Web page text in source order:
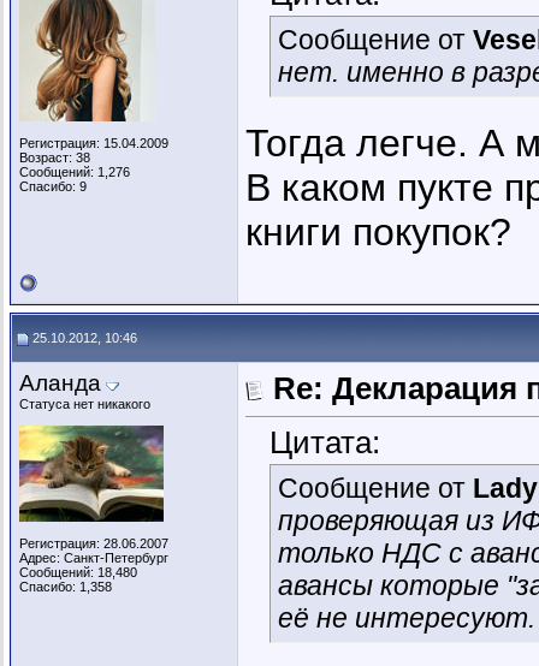
Регистрация: 15.04.2009
Возраст: 38
Сообщений: 1,276
Спасибо: 9
Сообщение от
нет. именно в
Тогда легче. А
В каком пукте
книги покупок?
25.10.2012, 10:46
Аланда
Статуса нет никакого
Регистрация: 28.06.2007
Адрес: Санкт-Петербург
Сообщений: 18,480
Спасибо: 1,358
Re:
Цитата:
Сообщение от
проверяющая из
только НДС с
авансы которые
её не интересуют.